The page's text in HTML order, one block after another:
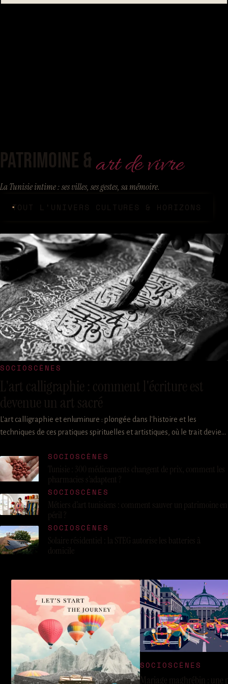
PATRIMOINE &art de vivre
La Tunisie intime : ses villes, ses gestes, sa mémoire.
TOUT L’UNIVERS CULTURES & HORIZONS
SOCIOSCÈNES
L'art calligraphie : comment l'écriture est
devenue un art sacré
L'art calligraphie et enluminure : plongée dans l'histoire et les
techniques de ces pratiques spirituelles et artistiques, où le trait devient
SOCIOSCÈNES
Tunisie : 300 médicaments changent de prix, comment les
pharmacies s’adaptent ?
SOCIOSCÈNES
Métiers d’art tunisiens : comment sauver un patrimoine en
péril ?
SOCIOSCÈNES
Solaire résidentiel : la STEG autorise les batteries à
domicile
SOCIOSCÈNES
Mariage maghrébin : une